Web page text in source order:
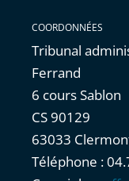
COORDONNÉES
Tribunal
Ferrand
6 cours Sablon
CS 90129
63033
Téléphone :